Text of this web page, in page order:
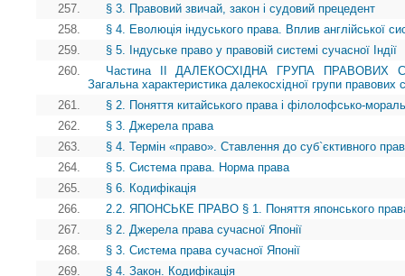
257.
§ 3. Правовий звичай, закон і судовий прецедент
258.
§ 4. Еволюція індуського права. Вплив англійської
259.
§ 5. Індуське право у правовій системі сучасної Індії
260.
Частина II ДАЛЕКОСХІДНА ГРУПА
Загальна характеристика далекосхідної групи правових
261.
§ 2. Поняття китайського права і філолофсько-
262.
§ 3. Джерела права
263.
§ 4. Термін «право». Ставлення до суб`єктивного
264.
§ 5. Система права. Норма права
265.
§ 6. Кодифікація
266.
2.2. ЯПОНСЬКЕ ПРАВО § 1. Поняття японського права
267.
§ 2. Джерела права сучасної Японії
268.
§ 3. Система права сучасної Японії
269.
§ 4. Закон. Кодифікація